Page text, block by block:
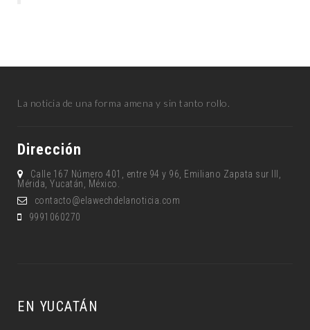
La noticia de una forma amena y sin tanto rollo.
Dirección
Calle 167 Número 401, entre 94 y 96, Emiliano Zapata sur lll,
Mérida, Yucatán, México.
contacto@elawechdelanoticia.com
9991060270
EN YUCATÁN